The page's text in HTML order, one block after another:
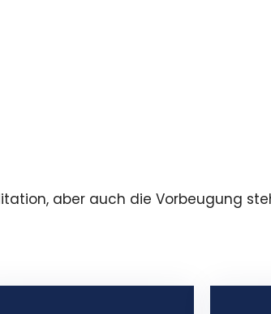
aber auch die Vorbeugung